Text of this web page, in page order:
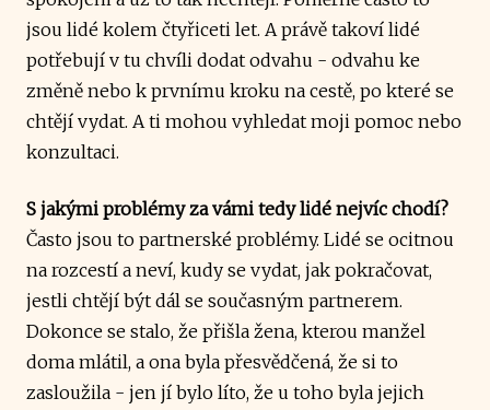
jsou lidé kolem čtyřiceti let. A právě takoví lidé
potřebují v tu chvíli dodat odvahu - odvahu ke
změně nebo k prvnímu kroku na cestě, po které se
chtějí vydat. A ti mohou vyhledat moji pomoc nebo
konzultaci.
S jakými problémy za vámi tedy lidé nejvíc chodí?
Často jsou to partnerské problémy. Lidé se ocitnou
na rozcestí a neví, kudy se vydat, jak pokračovat,
jestli chtějí být dál se současným partnerem.
Dokonce se stalo, že přišla žena, kterou manžel
doma mlátil, a ona byla přesvědčená, že si to
zasloužila - jen jí bylo líto, že u toho byla jejich